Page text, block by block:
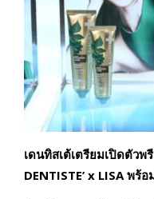
เดนทิสเต้เตรียมเปิดตัวพ
DENTISTE’ x LISA พร้อ